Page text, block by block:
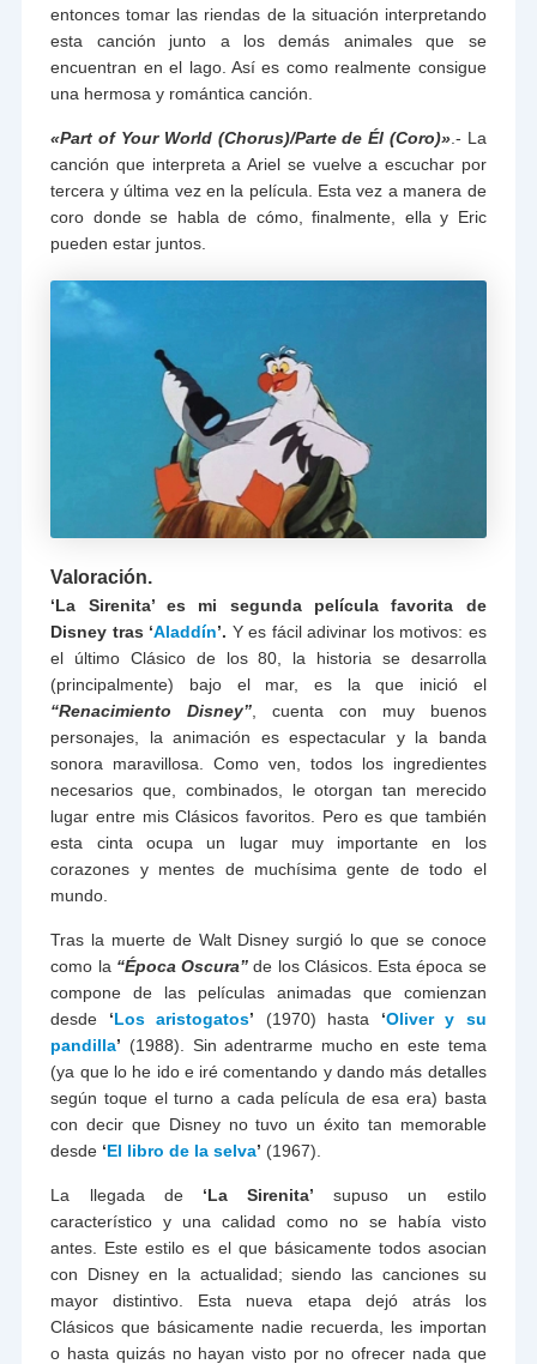
entonces tomar las riendas de la situación interpretando
esta canción junto a los demás animales que se
encuentran en el lago. Así es como realmente consigue
una hermosa y romántica canción.
«Part of Your World (Chorus)/Parte de Él (Coro)».- La
canción que interpreta a Ariel se vuelve a escuchar por
tercera y última vez en la película. Esta vez a manera de
coro donde se habla de cómo, finalmente, ella y Eric
pueden estar juntos.
Valoración.
‘La Sirenita’ es mi segunda película favorita de
Disney tras ‘Aladdín’. Y es fácil adivinar los motivos: es
el último Clásico de los 80, la historia se desarrolla
(principalmente) bajo el mar, es la que inició el
“Renacimiento Disney” , cuenta con muy buenos
personajes, la animación es espectacular y la banda
sonora maravillosa. Como ven, todos los ingredientes
necesarios que, combinados, le otorgan tan merecido
lugar entre mis Clásicos favoritos. Pero es que también
esta cinta ocupa un lugar muy importante en los
corazones y mentes de muchísima gente de todo el
mundo.
Tras la muerte de Walt Disney surgió lo que se conoce
como la “Época Oscura” de los Clásicos. Esta época se
compone de las películas animadas que comienzan
desde ‘Los aristogatos’ (1970) hasta ‘Oliver y su
pandilla’ (1988). Sin adentrarme mucho en este tema
(ya que lo he ido e iré comentando y dando más detalles
según toque el turno a cada película de esa era) basta
con decir que Disney no tuvo un éxito tan memorable
desde ‘El libro de la selva’ (1967).
La llegada de ‘La Sirenita’ supuso un estilo
característico y una calidad como no se había visto
antes. Este estilo es el que básicamente todos asocian
con Disney en la actualidad; siendo las canciones su
mayor distintivo. Esta nueva etapa dejó atrás los
Clásicos que básicamente nadie recuerda, les importan
o hasta quizás no hayan visto por no ofrecer nada que